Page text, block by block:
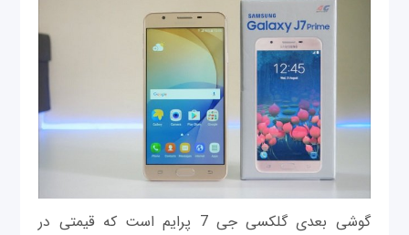
گوشی بعدی گلکسی جی 7 پرایم است که قیمتی در